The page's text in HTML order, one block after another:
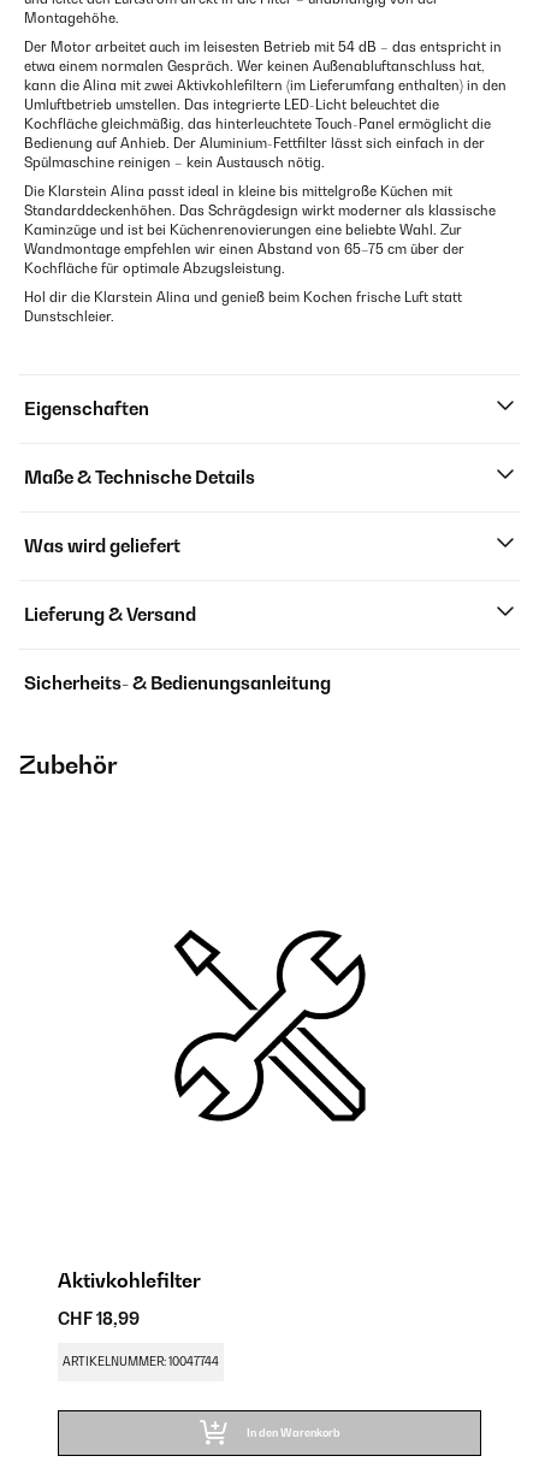
Montagehöhe.
Der Motor arbeitet auch im leisesten Betrieb mit 54 dB – das entspricht in
etwa einem normalen Gespräch. Wer keinen Außenabluftanschluss hat,
kann die Alina mit zwei Aktivkohlefiltern (im Lieferumfang enthalten) in den
Umluftbetrieb umstellen. Das integrierte LED-Licht beleuchtet die
Kochfläche gleichmäßig, das hinterleuchtete Touch-Panel ermöglicht die
Bedienung auf Anhieb. Der Aluminium-Fettfilter lässt sich einfach in der
Spülmaschine reinigen – kein Austausch nötig.
Die Klarstein Alina passt ideal in kleine bis mittelgroße Küchen mit
Standarddeckenhöhen. Das Schrägdesign wirkt moderner als klassische
Kaminzüge und ist bei Küchenrenovierungen eine beliebte Wahl. Zur
Wandmontage empfehlen wir einen Abstand von 65–75 cm über der
Kochfläche für optimale Abzugsleistung.
Hol dir die Klarstein Alina und genieß beim Kochen frische Luft statt
Dunstschleier.
Eigenschaften
Maße & Technische Details
Was wird geliefert
Lieferung & Versand
Sicherheits- & Bedienungsanleitung
Zubehör
Aktivkohlefilter
CHF 18,99
ARTIKELNUMMER: 10047744
In den Warenkorb